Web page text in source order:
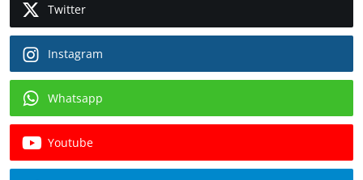
Twitter
Instagram
Whatsapp
Youtube